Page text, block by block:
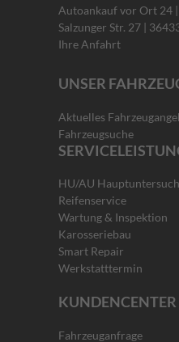
Autoankauf vor Ort 24
Salzunger Str. 27 |
Ihre Anfahrt
UNSER
Aktuelles
Fahrzeugsuche
HU/AU
Reifenservice
Wartung & Inspektion
Karosseriebau
Smart Repair
Werkstatttermin
KUNDENCENTER
Fahrzeuganfrage